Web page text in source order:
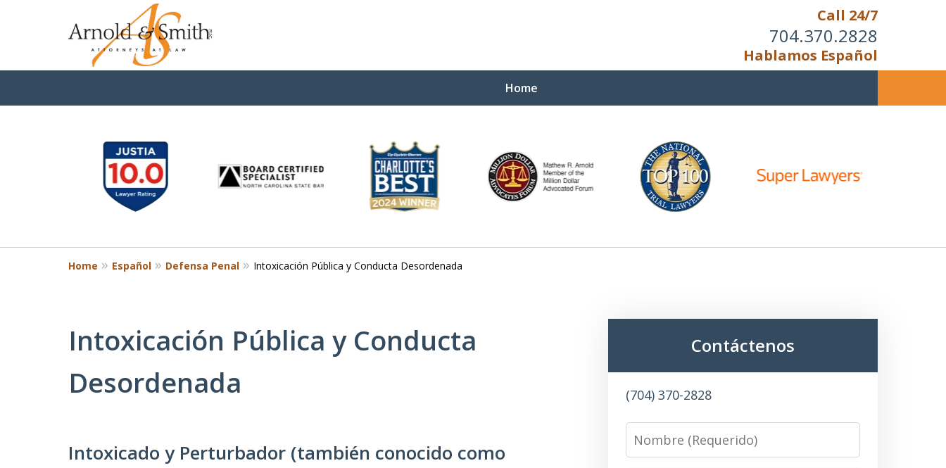
Call 24/7
704.370.2828
Hablamos Español
Home
You Cannot Reason With the
Unreasonable;
WHEN IT IS TIME TO FIGHT,
9
Home Español Defensa Penal Intoxicación Pública y Conducta Desordenada
Intoxicación Pública y Conducta
Desordenada
Intoxicado y Perturbador (también conocido como
Contáctenos
(704) 370-2828
Name